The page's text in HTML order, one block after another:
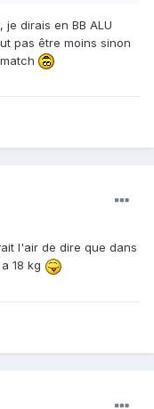
dirais en BB ALU
pas être moins sinon
l'air de dire que dans
18 kg